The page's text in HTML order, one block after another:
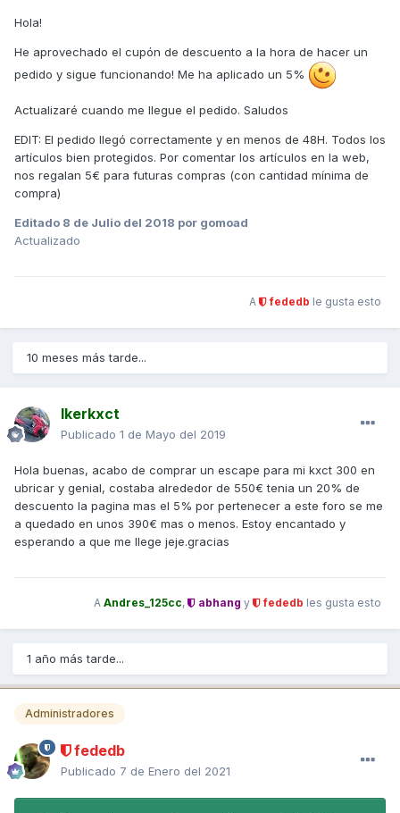
Hola!
He aprovechado el cupón de descuento a la hora de hacer un
pedido y sigue funcionando! Me ha aplicado un 5%
Actualizaré cuando me llegue el pedido. Saludos
EDIT: El pedido llegó correctamente y en menos de 48H. Todos los
artículos bien protegidos. Por comentar los artículos en la web,
nos regalan 5€ para futuras compras (con cantidad mínima de
compra)
Editado 8 de Julio del 2018 por gomoad
Actualizado
A fededb le gusta esto
10 meses más tarde...
Ikerkxct
Publicado 1 de Mayo del 2019
Hola buenas, acabo de comprar un escape para mi kxct 300 en
ubricar y genial, costaba alrededor de 550€ tenia un 20% de
descuento la pagina mas el 5% por pertenecer a este foro se me
a quedado en unos 390€ mas o menos. Estoy encantado y
esperando a que me llege jeje.gracias
A Andres_125cc, abhang y fededb les gusta esto
1 año más tarde...
Administradores
fededb
Publicado 7 de Enero del 2021